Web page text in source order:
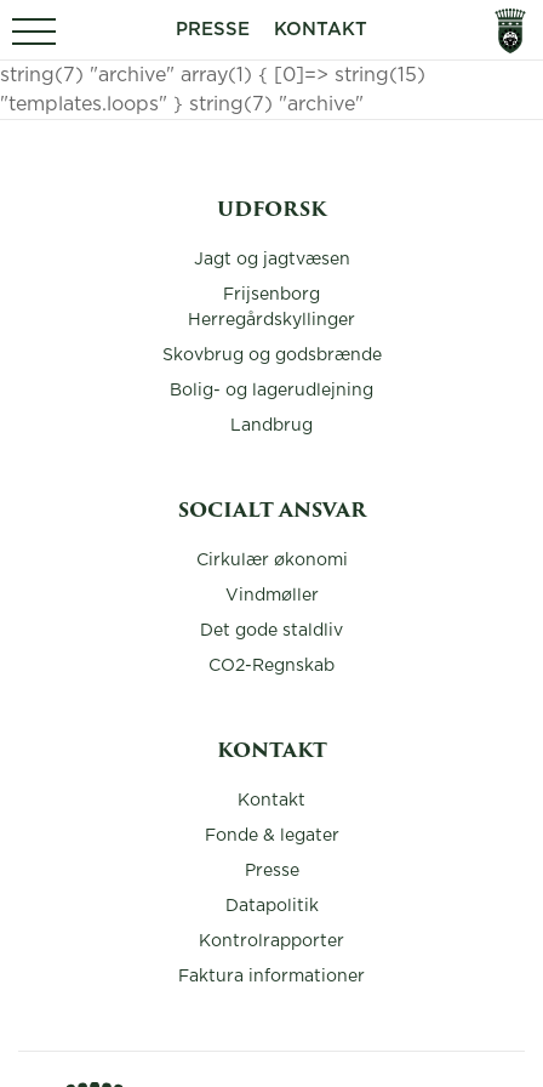
PRESSE KONTAKT
string(7) "archive" array(1) { [0]=> string(15)
"templates.loops" } string(7) "archive"
UDFORSK
Jagt og jagtvæsen
Frijsenborg
Herregårdskyllinger
Skovbrug og godsbrænde
Bolig- og lagerudlejning
Landbrug
SOCIALT ANSVAR
Cirkulær økonomi
Vindmøller
Det gode staldliv
CO2-Regnskab
KONTAKT
Kontakt
Fonde & legater
Presse
Datapolitik
Kontrolrapporter
Faktura informationer